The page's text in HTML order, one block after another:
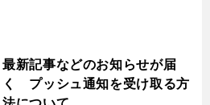
最新記事などのお知らせが届
く プッシュ通知を受け取る方